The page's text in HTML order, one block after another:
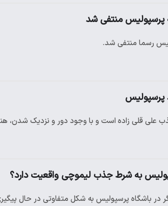
پرسپولیس منتفی شد
رسما منتفی شد.
پرسپولیس
قلی زاده است و با وجود دور و نزدیک شدن، هنوز
به شرط جذب لیموچی واقعیت دارد؟
در باشگاه پرسپولیس به شکل متفاوتی در حال